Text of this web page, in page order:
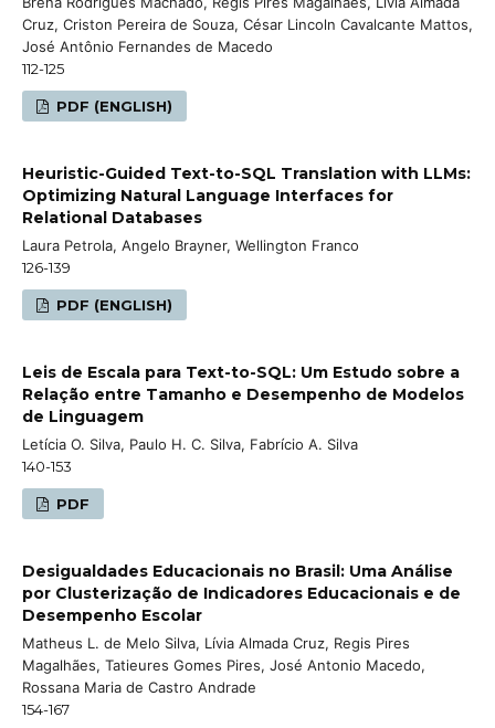
Cruz, Criston Pereira de Souza, César Lincoln Cavalcante Mattos,
José Antônio Fernandes de Macedo
112-125
PDF (ENGLISH)
Heuristic-Guided Text-to-SQL Translation with LLMs:
Optimizing Natural Language Interfaces for
Relational Databases
Laura Petrola, Angelo Brayner, Wellington Franco
126-139
PDF (ENGLISH)
Leis de Escala para Text-to-SQL: Um Estudo sobre a
Relação entre Tamanho e Desempenho de Modelos
de Linguagem
Letícia O. Silva, Paulo H. C. Silva, Fabrício A. Silva
140-153
PDF
Desigualdades Educacionais no Brasil: Uma Análise
por Clusterização de Indicadores Educacionais e de
Desempenho Escolar
Matheus L. de Melo Silva, Lívia Almada Cruz, Regis Pires
Magalhães, Tatieures Gomes Pires, José Antonio Macedo,
Rossana Maria de Castro Andrade
154-167